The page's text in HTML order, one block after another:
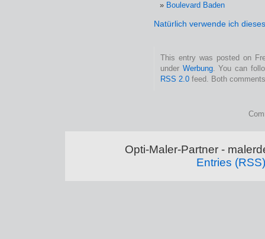
Boulevard Baden
Natürlich verwende ich
This entry was posted on
under Werbung. You can
RSS 2.0 feed. Both
Opti-Maler-Partner -
Entries (RSS)